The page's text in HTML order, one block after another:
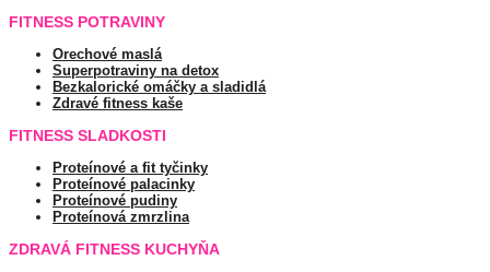
FITNESS POTRAVINY
Orechové maslá
Superpotraviny na detox
Bezkalorické omáčky a sladidlá
Zdravé fitness kaše
FITNESS SLADKOSTI
Proteínové a fit tyčinky
Proteínové palacinky
Proteínové pudiny
Proteínová zmrzlina
ZDRAVÁ FITNESS KUCHYŇA